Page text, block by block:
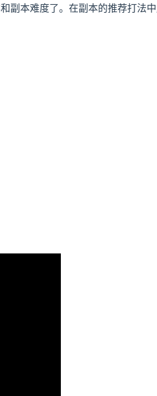
副本难度了。在副本的推荐打法